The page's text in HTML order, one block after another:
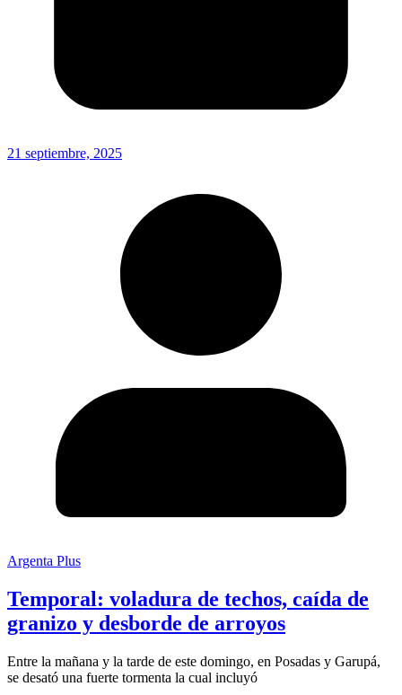
21 septiembre, 2025
Argenta Plus
Temporal: voladura de techos, caída de
granizo y desborde de arroyos
Entre la mañana y la tarde de este domingo, en Posadas y Garupá,
se desató una fuerte tormenta la cual incluyó